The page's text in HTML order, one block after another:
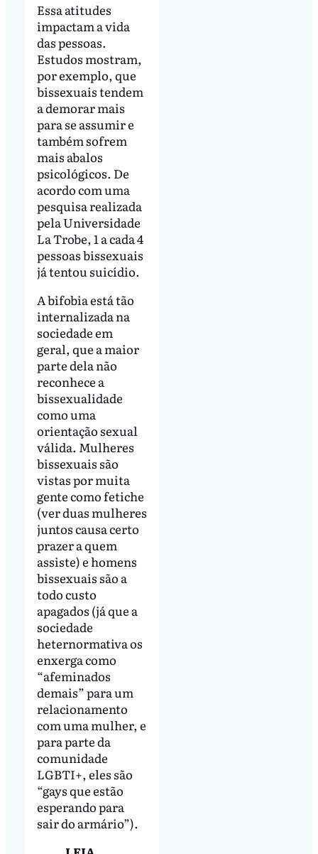
Essa atitudes
impactam a vida
das pessoas.
Estudos mostram,
por exemplo, que
bissexuais tendem
a demorar mais
para se assumir e
também sofrem
mais abalos
psicológicos. De
acordo com uma
pesquisa realizada
pela Universidade
La Trobe, 1 a cada 4
pessoas bissexuais
já tentou suicídio.
A bifobia está tão
internalizada na
sociedade em
geral, que a maior
parte dela não
reconhece a
bissexualidade
como uma
orientação sexual
válida. Mulheres
bissexuais são
vistas por muita
gente como fetiche
(ver duas mulheres
juntos causa certo
prazer a quem
assiste) e homens
bissexuais são a
todo custo
apagados (já que a
sociedade
heternormativa os
enxerga como
“afeminados
demais” para um
relacionamento
com uma mulher, e
para parte da
comunidade
LGBTI+, eles são
“gays que estão
esperando para
sair do armário”).